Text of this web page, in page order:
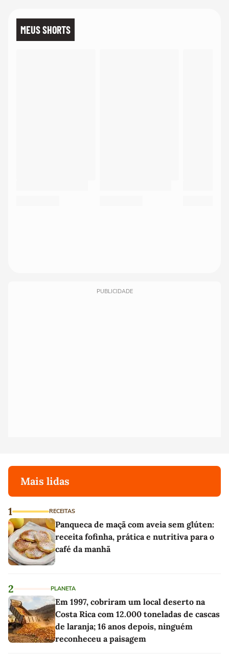
MEUS SHORTS
PUBLICIDADE
Mais lidas
1 RECEITAS
Panqueca de maçã com aveia sem glúten:
receita fofinha, prática e nutritiva para o
café da manhã
2 PLANETA
Em 1997, cobriram um local deserto na
Costa Rica com 12.000 toneladas de cascas
de laranja; 16 anos depois, ninguém
reconheceu a paisagem